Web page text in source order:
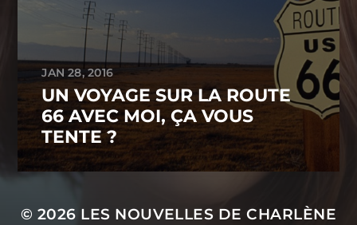
JAN 28, 2016
UN VOYAGE SUR LA ROUTE
66 AVEC MOI, ÇA VOUS
TENTE ?
© 2026 LES NOUVELLES DE CHARLÈNE